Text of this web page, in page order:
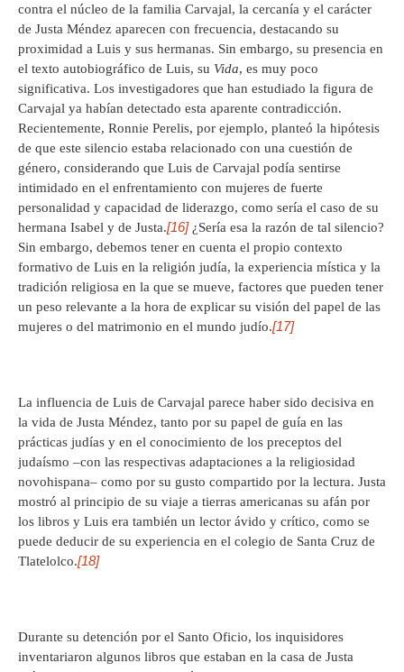
contra el núcleo de la familia Carvajal, la cercanía y el carácter
de Justa Méndez aparecen con frecuencia, destacando su
proximidad a Luis y sus hermanas. Sin embargo, su presencia en
el texto autobiográfico de Luis, su Vida, es muy poco
significativa. Los investigadores que han estudiado la figura de
Carvajal ya habían detectado esta aparente contradicción.
Recientemente, Ronnie Perelis, por ejemplo, planteó la hipótesis
de que este silencio estaba relacionado con una cuestión de
género, considerando que Luis de Carvajal podía sentirse
intimidado en el enfrentamiento con mujeres de fuerte
personalidad y capacidad de liderazgo, como sería el caso de su
hermana Isabel y de Justa.[16]¿Sería esa la razón de tal silencio?
Sin embargo, debemos tener en cuenta el propio contexto
formativo de Luis en la religión judía, la experiencia mística y la
tradición religiosa en la que se mueve, factores que pueden tener
un peso relevante a la hora de explicar su visión del papel de las
mujeres o del matrimonio en el mundo judío.[17]
La influencia de Luis de Carvajal parece haber sido decisiva en
la vida de Justa Méndez, tanto por su papel de guía en las
prácticas judías y en el conocimiento de los preceptos del
judaísmo –con las respectivas adaptaciones a la religiosidad
novohispana– como por su gusto compartido por la lectura. Justa
mostró al principio de su viaje a tierras americanas su afán por
los libros y Luis era también un lector ávido y crítico, como se
puede deducir de su experiencia en el colegio de Santa Cruz de
Tlatelolco.[18]
Durante su detención por el Santo Oficio, los inquisidores
inventariaron algunos libros que estaban en la casa de Justa